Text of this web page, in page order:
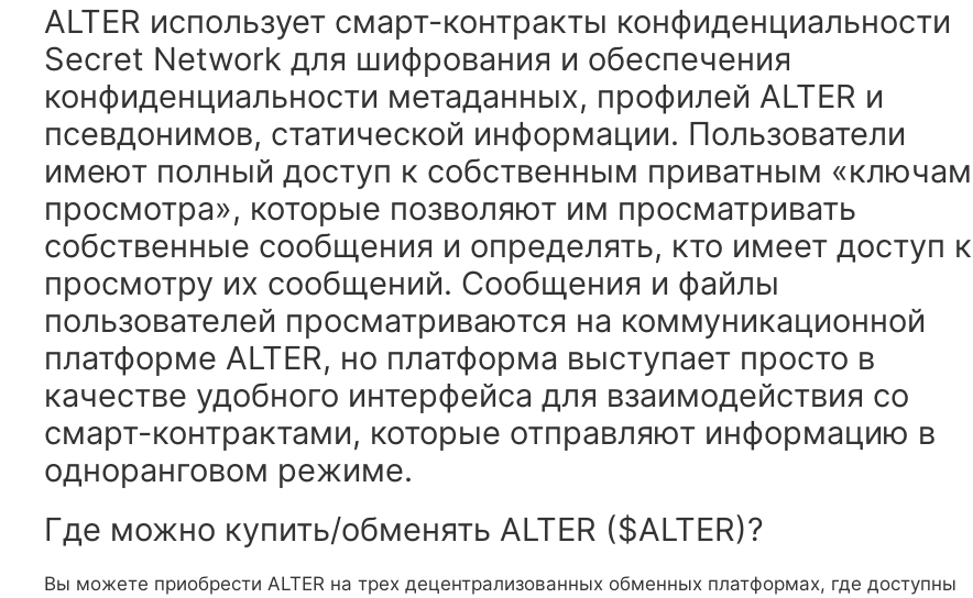
ALTER использует смарт-контракты конфиденциальности
Secret Network для шифрования и обеспечения
конфиденциальности метаданных, профилей ALTER и
псевдонимов, статической информации. Пользователи
имеют полный доступ к собственным приватным «ключам
просмотра», которые позволяют им просматривать
собственные сообщения и определять, кто имеет доступ к
просмотру их сообщений. Сообщения и файлы
пользователей просматриваются на коммуникационной
платформе ALTER, но платформа выступает просто в
качестве удобного интерфейса для взаимодействия со
смарт-контрактами, которые отправляют информацию в
одноранговом режиме.
Где можно купить/обменять ALTER ($ALTER)?
Вы можете приобрести ALTER на трех децентрализованных обменных платформах, где доступны